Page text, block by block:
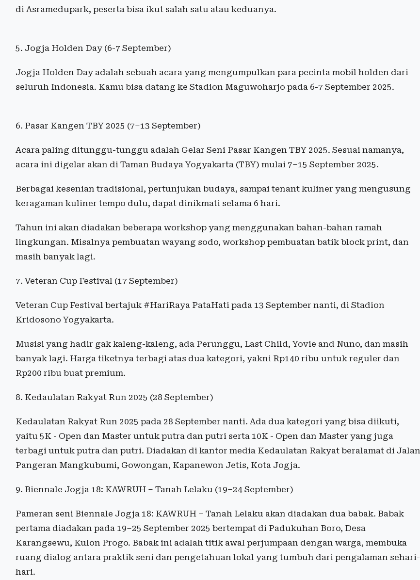
di Asramedupark, peserta bisa ikut salah satu atau keduanya.
5. Jogja Holden Day (6-7 September)
Jogja Holden Day adalah sebuah acara yang mengumpulkan para pecinta mobil holden dari
seluruh Indonesia. Kamu bisa datang ke Stadion Maguwoharjo pada 6-7 September 2025.
6. Pasar Kangen TBY 2025 (7–13 September)
Acara paling ditunggu-tunggu adalah Gelar Seni Pasar Kangen TBY 2025. Sesuai namanya,
acara ini digelar akan di Taman Budaya Yogyakarta (TBY) mulai 7–15 September 2025.
Berbagai kesenian tradisional, pertunjukan budaya, sampai tenant kuliner yang mengusung
keragaman kuliner tempo dulu, dapat dinikmati selama 6 hari.
Tahun ini akan diadakan beberapa workshop yang menggunakan bahan-bahan ramah
lingkungan. Misalnya pembuatan wayang sodo, workshop pembuatan batik block print, dan
masih banyak lagi.
7. Veteran Cup Festival (17 September)
Veteran Cup Festival bertajuk #HariRaya PataHati pada 13 September nanti, di Stadion
Kridosono Yogyakarta.
Musisi yang hadir gak kaleng-kaleng, ada Perunggu, Last Child, Yovie and Nuno, dan masih
banyak lagi. Harga tiketnya terbagi atas dua kategori, yakni Rp140 ribu untuk reguler dan
Rp200 ribu buat premium.
8. Kedaulatan Rakyat Run 2025 (28 September)
Kedaulatan Rakyat Run 2025 pada 28 September nanti. Ada dua kategori yang bisa diikuti,
yaitu 5K - Open dan Master untuk putra dan putri serta 10K - Open dan Master yang juga
terbagi untuk putra dan putri. Diadakan di kantor media Kedaulatan Rakyat beralamat di Jalan
Pangeran Mangkubumi, Gowongan, Kapanewon Jetis, Kota Jogja.
9. Biennale Jogja 18: KAWRUH – Tanah Lelaku (19–24 September)
Pameran seni Biennale Jogja 18: KAWRUH – Tanah Lelaku akan diadakan dua babak. Babak
pertama diadakan pada 19–25 September 2025 bertempat di Padukuhan Boro, Desa
Karangsewu, Kulon Progo. Babak ini adalah titik awal perjumpaan dengan warga, membuka
ruang dialog antara praktik seni dan pengetahuan lokal yang tumbuh dari pengalaman sehari-
hari.